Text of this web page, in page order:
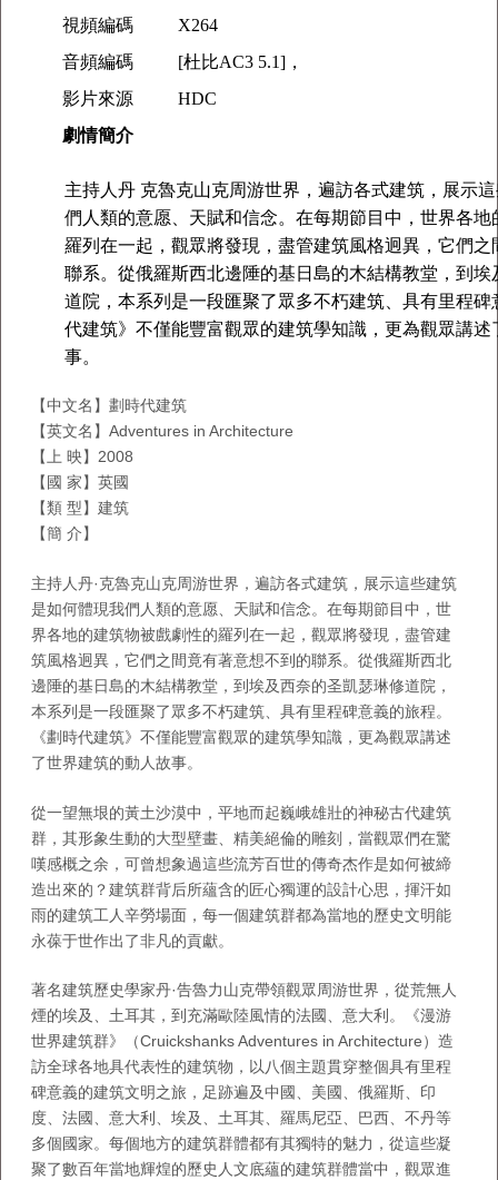
視頻編碼
X264
音頻編碼
[杜比AC3 5.1]，
影片來源
HDC
劇情簡介
主持人丹 克魯克山克周游世界，遍訪各式建筑，展示
們人類的意愿、天賦和信念。在每期節目中，世界各地
羅列在一起，觀眾將發現，盡管建筑風格迥異，它們之
聯系。從俄羅斯西北邊陲的基日島的木結構教堂，到埃
道院，本系列是一段匯聚了眾多不朽建筑、具有里程碑
代建筑》不僅能豐富觀眾的建筑學知識，更為觀眾講述
事。
【中文名】劃時代建筑
【英文名】Adventures in Architecture
【上 映】2008
【國 家】英國
【類 型】建筑
【簡 介】
主持人丹·克魯克山克周游世界，遍訪各式建筑，展示這些建筑
是如何體現我們人類的意愿、天賦和信念。在每期節目中，世
界各地的建筑物被戲劇性的羅列在一起，觀眾將發現，盡管建
筑風格迥異，它們之間竟有著意想不到的聯系。從俄羅斯西北
邊陲的基日島的木結構教堂，到埃及西奈的圣凱瑟琳修道院，
本系列是一段匯聚了眾多不朽建筑、具有里程碑意義的旅程。
《劃時代建筑》不僅能豐富觀眾的建筑學知識，更為觀眾講述
了世界建筑的動人故事。
從一望無垠的黃土沙漠中，平地而起巍峨雄壯的神秘古代建筑
群，其形象生動的大型壁畫、精美絕倫的雕刻，當觀眾們在驚
嘆感概之余，可曾想象過這些流芳百世的傳奇杰作是如何被締
造出來的？建筑群背后所蘊含的匠心獨運的設計心思，揮汗如
雨的建筑工人辛勞場面，每一個建筑群都為當地的歷史文明能
永葆于世作出了非凡的貢獻。
著名建筑歷史學家丹·告魯力山克帶領觀眾周游世界，從荒無人
煙的埃及、土耳其，到充滿歐陸風情的法國、意大利。《漫游
世界建筑群》（Cruickshanks Adventures in Architecture）造
訪全球各地具代表性的建筑物，以八個主題貫穿整個具有里程
碑意義的建筑文明之旅，足跡遍及中國、美國、俄羅斯、印
度、法國、意大利、埃及、土耳其、羅馬尼亞、巴西、不丹等
多個國家。每個地方的建筑群體都有其獨特的魅力，從這些凝
聚了數百年當地輝煌的歷史人文底蘊的建筑群體當中，觀眾進